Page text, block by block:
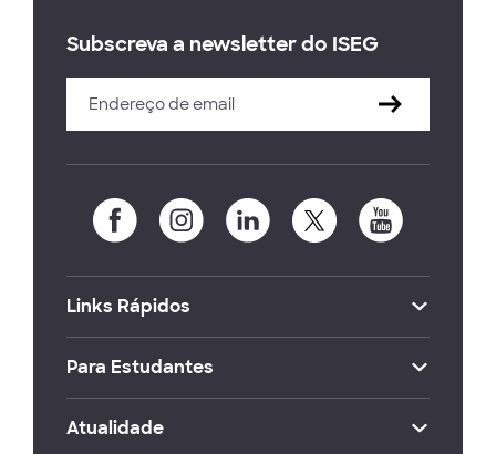
Subscreva a newsletter do ISEG
Links Rápidos
Para Estudantes
Atualidade